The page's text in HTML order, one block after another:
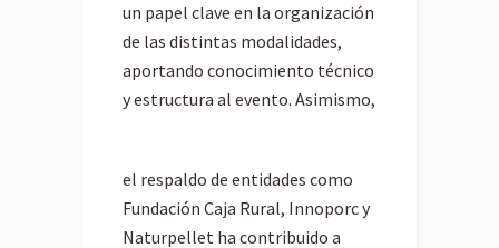
un papel clave en la organización
de las distintas modalidades,
aportando conocimiento técnico
y estructura al evento. Asimismo,
el respaldo de entidades como
Fundación Caja Rural, Innoporc y
Naturpellet ha contribuido a